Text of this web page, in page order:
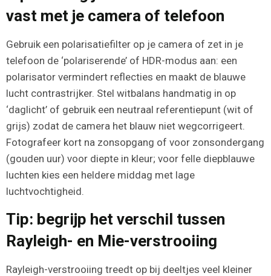
vast met je camera of telefoon
Gebruik een polarisatiefilter op je camera of zet in je
telefoon de ‘polariserende’ of HDR-modus aan: een
polarisator vermindert reflecties en maakt de blauwe
lucht contrastrijker. Stel witbalans handmatig in op
‘daglicht’ of gebruik een neutraal referentiepunt (wit of
grijs) zodat de camera het blauw niet wegcorrigeert.
Fotografeer kort na zonsopgang of voor zonsondergang
(gouden uur) voor diepte in kleur; voor felle diepblauwe
luchten kies een heldere middag met lage
luchtvochtigheid.
Tip: begrijp het verschil tussen
Rayleigh- en Mie-verstrooiing
Rayleigh-verstrooiing treedt op bij deeltjes veel kleiner